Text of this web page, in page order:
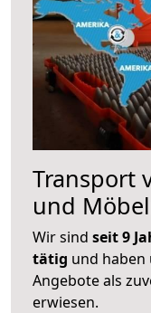
Transport
und
Wir sind seit 9
tätig und
Angebote als
erwiesen.